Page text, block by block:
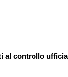
al controllo